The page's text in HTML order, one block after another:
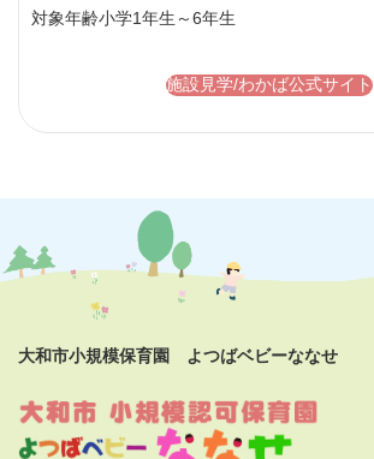
対象年齢小学1年生～6年生
施設見学/わかば公式サイト
大和市小規模保育園 よつばベビーななせ